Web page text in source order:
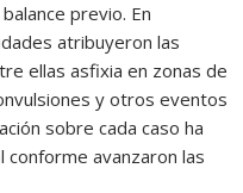
previo. En
atribuyeron las
ellas asfixia en zonas de
y otros eventos
sobre cada caso ha
avanzaron las